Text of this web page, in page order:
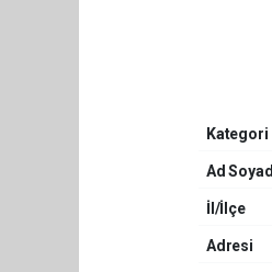
Kategori
Ad Soyad
İl/İlçe
Adresi